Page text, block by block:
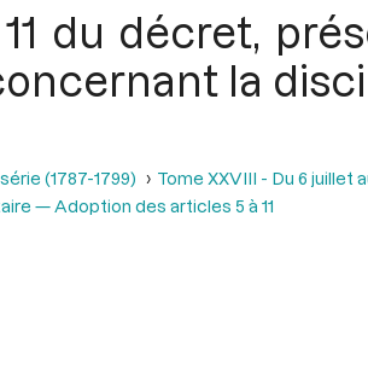
du décret,
la
(1787-1799) Tome XXVIII - Du 6 juillet
— Adoption des articles 5 à 11